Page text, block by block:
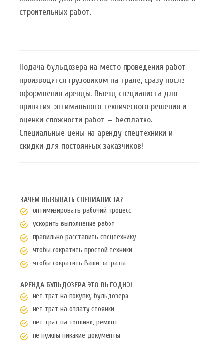
строительных работ.
Подача бульдозера на место проведения работ
производится грузовиком на трале, сразу после
оформления аренды. Выезд специалиста для
принятия оптимального технического решения и
оценки сложности работ — бесплатно.
Специальные цены на аренду спецтехники и
скидки для постоянных заказчиков!
ЗАЧЕМ ВЫЗЫВАТЬ СПЕЦИАЛИСТА?
оптимизировать рабочий процесс
ускорить выполнение работ
правильно расставить спецтехнику
чтобы сократить простой техники
чтобы сократить Ваши затраты
АРЕНДА БУЛЬДОЗЕРА ЭТО ВЫГОДНО!
нет трат на покупку бульдозера
нет трат на оплату стоянки
нет трат на топливо, ремонт
не нужны никакие документы